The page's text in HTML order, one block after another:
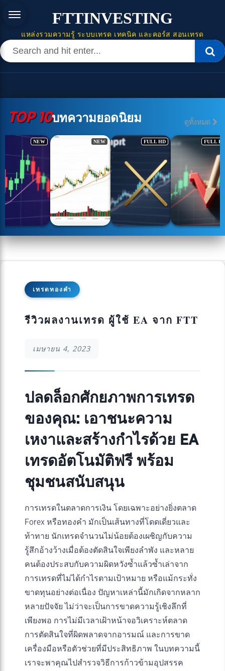
FTTINVESTING
แหล่งรวมความรู้ ระบบเทรด เทคนิค และคอร์ส สอนเทรด
TOP 10บทความยอดนิยม ดูทั้งหมด
NEW NEW FULL HD FULL
เทรดทองคำ
รีวิวผลงานเทรด ผู้ใช้ EA จาก FTT
เมษายน 4, 2023
ปลดล็อกศักยภาพการเทรด
ของคุณ: เอาชนะความ
เหงาและสร้างกำไรด้วย EA
เทรดอัตโนมัติฟรี พร้อม
ชุมชนสนับสนุน
การเทรดในตลาดการเงิน โดยเฉพาะอย่างยิ่งตลาด
Forex หรือทองคำ มักเป็นเส้นทางที่โดดเดี่ยวและ
ท้าทาย นักเทรดจำนวนไม่น้อยต้องเผชิญกับความ
รู้สึกอ้างว้างเมื่อต้องตัดสินใจเพียงลำพัง และหลาย
คนต้องประสบกับความผิดหวังซ้ำแล้วซ้ำเล่าจาก
การเทรดที่ไม่ได้กำไรตามเป้าหมาย หรือแม้กระทั่ง
ขาดทุนอย่างต่อเนื่อง ปัญหาเหล่านี้มักเกิดจากหลาก
หลายปัจจัย ไม่ว่าจะเป็นการขาดความรู้เชิงลึกที่
เพียงพอ การไม่มีเวลาเฝ้าหน้าจอวิเคราะห์ตลาด
การตัดสินใจที่ผิดพลาดจากอารมณ์ และการขาด
เครื่องมือหรือตัวช่วยที่มีประสิทธิภาพ ในบทความนี้
เราจะพาคุณไปสำรวจวิธีการก้าวข้ามอุปสรรค